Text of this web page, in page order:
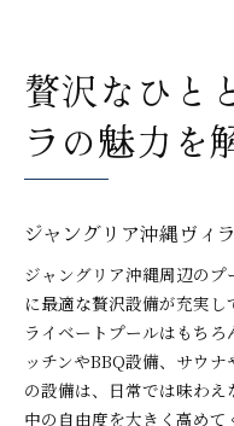
贅沢なひと
ラの魅力を
ジャングリア沖縄ヴィ
ジャングリア沖縄周辺の
に最適な贅沢設備が充実
ライベートプールはもち
ッチンやBBQ設備、サウ
の設備は、日常では味わ
中の自由度を大きく高めて